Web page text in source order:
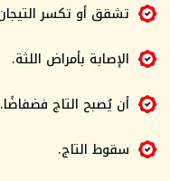
تشقق أو تكسر
الإصابة بأمراض اللثة.
أن يُصبح التاج فضفاضًا.
سقوط التاج.